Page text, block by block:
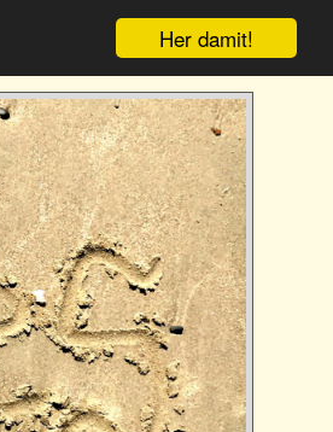
Her damit!